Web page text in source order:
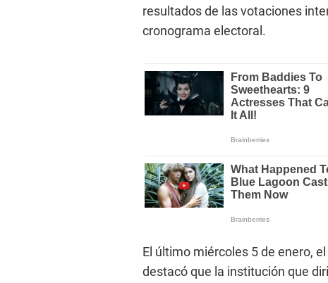
resultados de las votaciones
cronograma electoral.
El último miércoles 5 de enero,
destacó que la institución que